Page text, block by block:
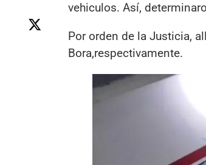
vehiculos. Así,
Por orden de la Justicia,
Bora,respectivamente.